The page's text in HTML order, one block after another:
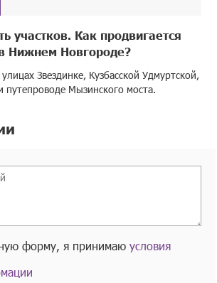
участков. Как продвигается
Нижнем Новгороде?
Звездинке, Кузбасской Удмуртской,
путепроводе Мызинского моста.
форму, я принимаюусловия